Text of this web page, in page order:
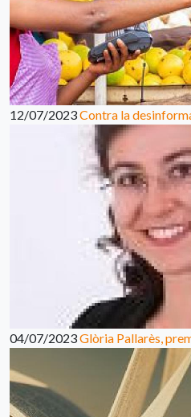
12/07/2023Contra la
04/07/2023Glòria Pallarès,